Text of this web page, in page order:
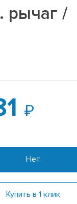
рычаг /
Нет
Купить в 1 клик